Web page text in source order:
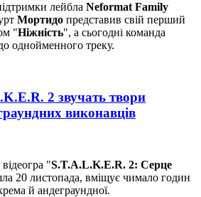
лейбла Neformat Family
Мортидо представив свій перший
"Ніжність", а сьогодні команда
однойменного треку.
2 звучать твори
виконавців
"S.T.A.L.K.E.R. 2: Серце
20 листопада, вміщує чимало годин
й андеграундної.